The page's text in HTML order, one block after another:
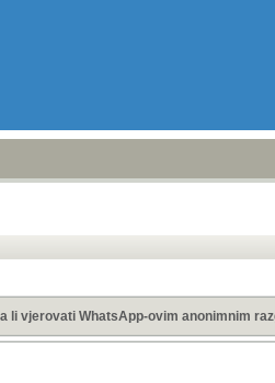
li vjerovati WhatsApp-ovim anonimnim